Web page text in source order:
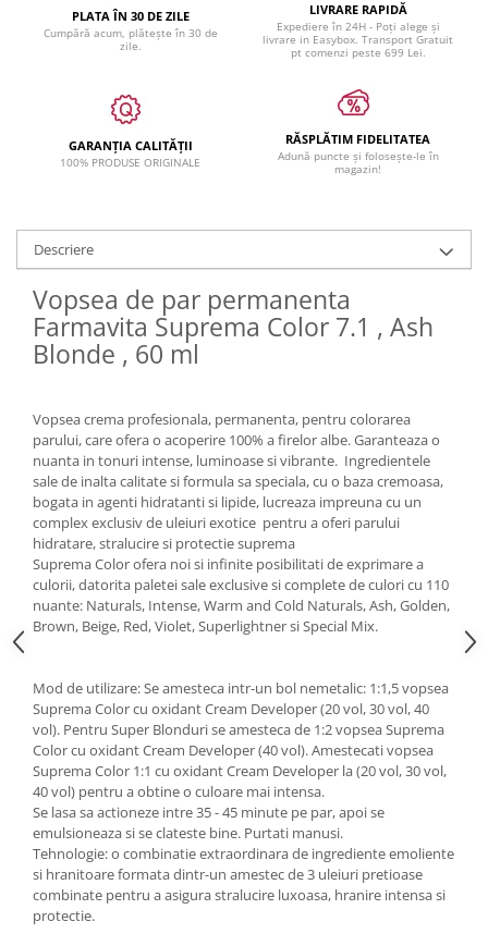
PLATA ÎN 30 DE ZILE
Cumpără acum, plătește în 30 de
zile.
LIVRARE RAPIDĂ
Expediere în 24H - Poți alege și
livrare in Easybox. Transport Gratuit
pt comenzi peste 699 Lei.
GARANȚIA CALITĂȚII
100% PRODUSE ORIGINALE
RĂSPLĂTIM FIDELITATEA
Adună puncte și folosește-le în
magazin!
Descriere
Vopsea de par permanenta
Farmavita Suprema Color 7.1 , Ash
Blonde , 60 ml
Vopsea crema profesionala, permanenta, pentru colorarea
parului, care ofera o acoperire 100% a firelor albe. Garanteaza o
nuanta in tonuri intense, luminoase si vibrante. Ingredientele
sale de inalta calitate si formula sa speciala, cu o baza cremoasa,
bogata in agenti hidratanti si lipide, lucreaza impreuna cu un
complex exclusiv de uleiuri exotice pentru a oferi parului
hidratare, stralucire si protectie suprema
Suprema Color ofera noi si infinite posibilitati de exprimare a
culorii, datorita paletei sale exclusive si complete de culori cu 110
nuante: Naturals, Intense, Warm and Cold Naturals, Ash, Golden,
Brown, Beige, Red, Violet, Superlightner si Special Mix.
Mod de utilizare: Se amesteca intr-un bol nemetalic: 1:1,5 vopsea
Suprema Color cu oxidant Cream Developer (20 vol, 30 vol, 40
vol). Pentru Super Blonduri se amesteca de 1:2 vopsea Suprema
Color cu oxidant Cream Developer (40 vol). Amestecati vopsea
Suprema Color 1:1 cu oxidant Cream Developer la (20 vol, 30 vol,
40 vol) pentru a obtine o culoare mai intensa.
Se lasa sa actioneze intre 35 - 45 minute pe par, apoi se
emulsioneaza si se clateste bine. Purtati manusi.
Tehnologie: o combinatie extraordinara de ingrediente emoliente
si hranitoare formata dintr-un amestec de 3 uleiuri pretioase
combinate pentru a asigura stralucire luxoasa, hranire intensa si
protectie.